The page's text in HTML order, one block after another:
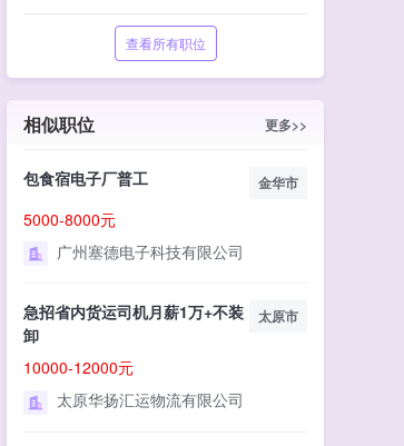
查看所有职位
相似职位 更多>>
包食宿电子厂普工 金华市
5000-8000元
广州塞德电子科技有限公司
急招省内货运司机月薪1万+不装
卸
太原市
10000-12000元
太原华扬汇运物流有限公司